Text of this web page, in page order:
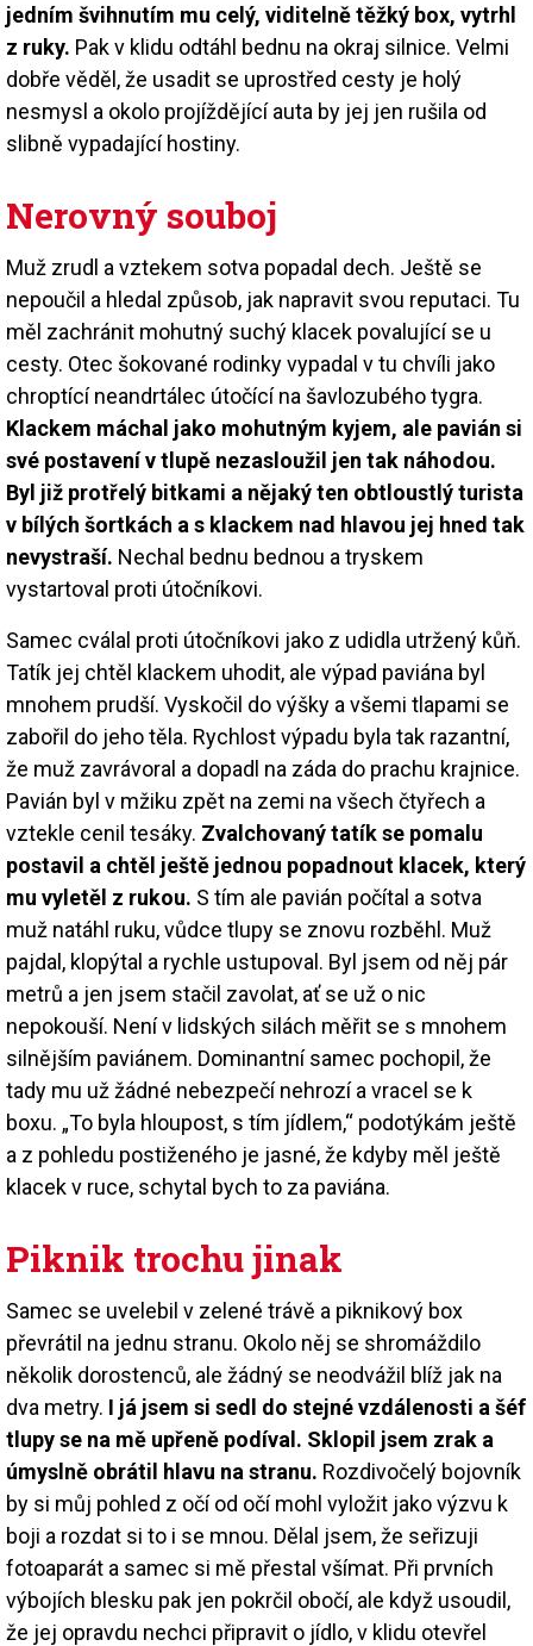
jedním švihnutím mu celý, viditelně těžký box, vytrhl
z ruky. Pak v klidu odtáhl bednu na okraj silnice. Velmi
dobře věděl, že usadit se uprostřed cesty je holý
nesmysl a okolo projíždějící auta by jej jen rušila od
slibně vypadající hostiny.
Nerovný souboj
Muž zrudl a vztekem sotva popadal dech. Ještě se
nepoučil a hledal způsob, jak napravit svou reputaci. Tu
měl zachránit mohutný suchý klacek povalující se u
cesty. Otec šokované rodinky vypadal v tu chvíli jako
chroptící neandrtálec útočící na šavlozubého tygra.
Klackem máchal jako mohutným kyjem, ale pavián si
své postavení v tlupě nezasloužil jen tak náhodou.
Byl již protřelý bitkami a nějaký ten obtloustlý turista
v bílých šortkách a s klackem nad hlavou jej hned tak
nevystraší. Nechal bednu bednou a tryskem
vystartoval proti útočníkovi.
Samec cválal proti útočníkovi jako z udidla utržený kůň.
Tatík jej chtěl klackem uhodit, ale výpad paviána byl
mnohem prudší. Vyskočil do výšky a všemi tlapami se
zabořil do jeho těla. Rychlost výpadu byla tak razantní,
že muž zavrávoral a dopadl na záda do prachu krajnice.
Pavián byl v mžiku zpět na zemi na všech čtyřech a
vztekle cenil tesáky. Zvalchovaný tatík se pomalu
postavil a chtěl ještě jednou popadnout klacek, který
mu vyletěl z rukou. S tím ale pavián počítal a sotva
muž natáhl ruku, vůdce tlupy se znovu rozběhl. Muž
pajdal, klopýtal a rychle ustupoval. Byl jsem od něj pár
metrů a jen jsem stačil zavolat, ať se už o nic
nepokouší. Není v lidských silách měřit se s mnohem
silnějším paviánem. Dominantní samec pochopil, že
tady mu už žádné nebezpečí nehrozí a vracel se k
boxu. „To byla hloupost, s tím jídlem,“ podotýkám ještě
a z pohledu postiženého je jasné, že kdyby měl ještě
klacek v ruce, schytal bych to za paviána.
Piknik trochu jinak
Samec se uvelebil v zelené trávě a piknikový box
převrátil na jednu stranu. Okolo něj se shromáždilo
několik dorostenců, ale žádný se neodvážil blíž jak na
dva metry. I já jsem si sedl do stejné vzdálenosti a šéf
tlupy se na mě upřeně podíval. Sklopil jsem zrak a
úmyslně obrátil hlavu na stranu. Rozdivočelý bojovník
by si můj pohled z očí od očí mohl vyložit jako výzvu k
boji a rozdat si to i se mnou. Dělal jsem, že seřizuji
fotoaparát a samec si mě přestal všímat. Při prvních
výbojích blesku pak jen pokrčil obočí, ale když usoudil,
že jej opravdu nechci připravit o jídlo, v klidu otevřel